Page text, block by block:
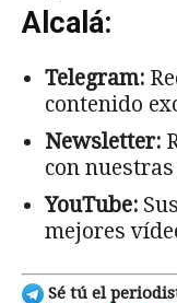
Alcalá:
Telegram:
contenido
Newsletter:
con
YouTube:
mejores
Sé tú el